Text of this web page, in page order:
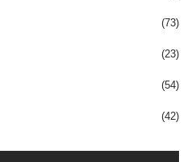
(73)
(23)
(54)
(42)